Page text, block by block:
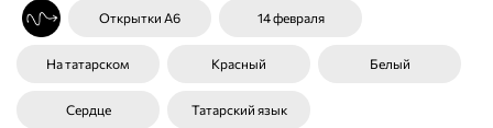
Открытки А6 14 февраля
На татарском Красный Белый
Сердце Татарский язык